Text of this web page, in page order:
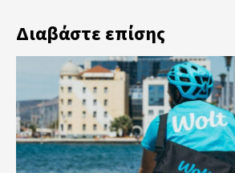
Διαβάστε επίσης